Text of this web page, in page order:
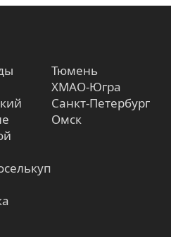
Тюмень
ХМАО-Югра
Санкт-Петербург
Омск